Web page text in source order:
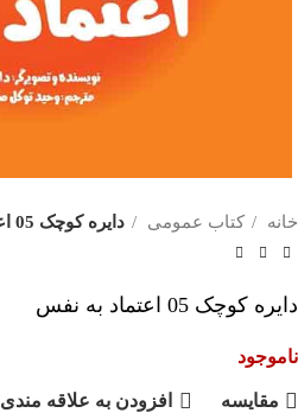
خانه کتاب عمومی دایره کوچک 05 اعتماد به نفس
دایره کوچک 05 اعتماد به نفس
ناموجود
مقايسه افزودن به علاقه مندی